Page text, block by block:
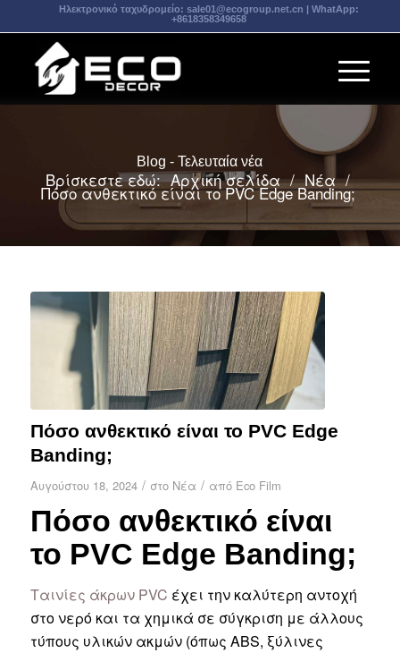
Ηλεκτρονικό ταχυδρομείο: sale01@ecogroup.net.cn | WhatApp:
+8618358349658
Blog - Τελευταία νέα
Βρίσκεστε εδώ: Αρχική σελίδα / Νέα /
Πόσο ανθεκτικό είναι το PVC Edge Banding;
Πόσο ανθεκτικό είναι το PVC Edge
Banding;
Αυγούστου 18, 2024 / στο Νέα / από Eco Film
Πόσο ανθεκτικό είναι
το PVC Edge Banding;
Ταινίες άκρων PVC έχει την καλύτερη αντοχή
στο νερό και τα χημικά σε σύγκριση με άλλους
τύπους υλικών ακμών (όπως ABS, ξύλινες